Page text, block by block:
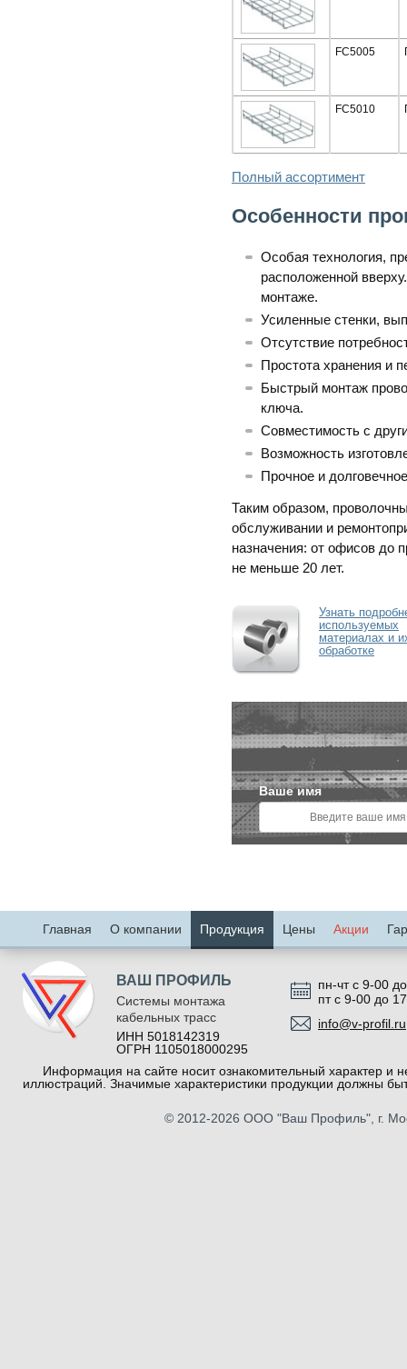
FC5005
FC5010
Полный ассортимент
Особенности
Особая технология,
расположенной
монтаже.
Усиленные стенки,
Отсутствие
Простота хранения и
Быстрый монтаж
ключа.
Совместимость с
Возможность
Прочное и
Таким образом,
обслуживании и
назначения: от офисов до
не меньше 20 лет.
Узнать
используемых
материалах и
обработке
Ваше имя
Главная О компании Продукция Цены Акции
ВАШ ПРОФИЛЬ
Системы монтажа
кабельных трасс
ИНН 5018142319
ОГРН 1105018000295
пн-чт с 9-00
пт с 9-00 до
info@v-profil.ru
Информация на сайте носит ознакомительный характер и
иллюстраций. Значимые характеристики продукции должны
© 2012-2026 ООО "Ваш Профиль", г.